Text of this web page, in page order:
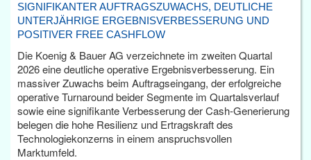
SIGNIFIKANTER AUFTRAGSZUWACHS, DEUTLICHE
UNTERJÄHRIGE ERGEBNISVERBESSERUNG UND
POSITIVER FREE CASHFLOW
Die Koenig & Bauer AG verzeichnete im zweiten Quartal
2026 eine deutliche operative Ergebnisverbesserung. Ein
massiver Zuwachs beim Auftragseingang, der erfolgreiche
operative Turnaround beider Segmente im Quartalsverlauf
sowie eine signifikante Verbesserung der Cash-Generierung
belegen die hohe Resilienz und Ertragskraft des
Technologiekonzerns in einem anspruchsvollen
Marktumfeld.